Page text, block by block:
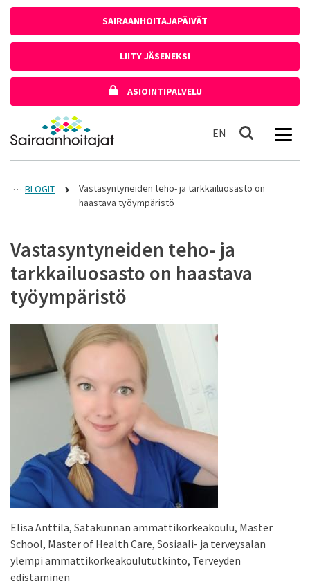
SAIRAANHOITAJAPÄIVÄT
LIITY JÄSENEKSI
ASIOINTIPALVELU
Etusivulle
EN In English
Haku
BLOGIT
Vastasyntyneiden teho- ja tarkkailuosasto on
haastava työympäristö
Vastasyntyneiden teho- ja
tarkkailuosasto on haastava
työympäristö
Elisa Anttila, Satakunnan ammattikorkeakoulu, Master
School, Master of Health Care, Sosiaali- ja terveysalan
ylempi ammattikorkeakoulututkinto, Terveyden
edistäminen